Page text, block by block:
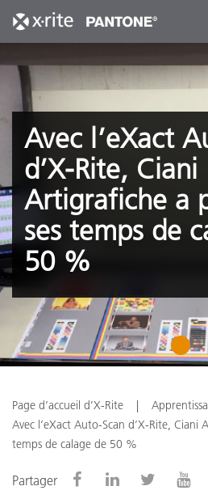
Avec l’eXact
d’X-Rite, Ciani
Artigrafiche a
ses temps de
50 %
1
Page d’accueil d’X-Rite
Avec l’eXact Auto-Scan d’X-Rite, Ciani
temps de calage de 50 %
Partager